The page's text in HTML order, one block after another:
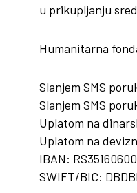
u prikupljanju
Humanitarna
Slanjem SMS
Slanjem SMS
Uplatom na
Uplatom na
IBAN:
SWIFT/BIC: